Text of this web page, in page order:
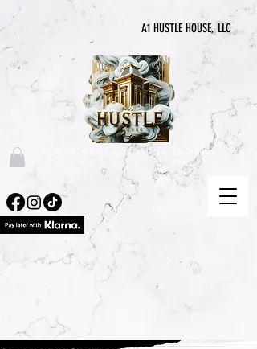
A1 HUSTLE HOUSE, LLC
"DONDE NUNCA TERMINA LA PRISA"